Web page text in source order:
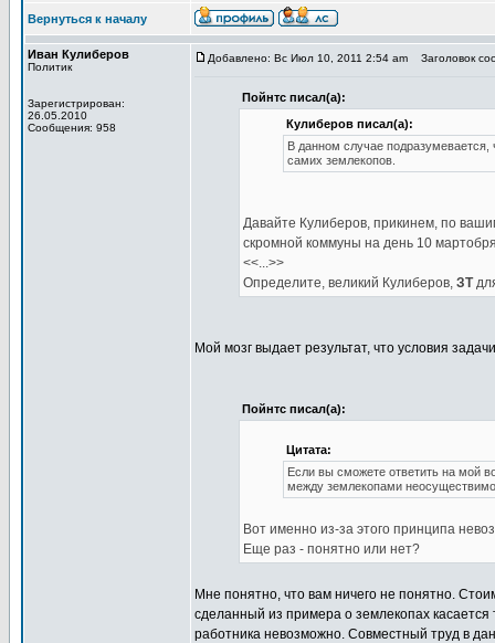
Вернуться к началу
Иван Кулиберов
Политик
Зарегистрирован:
26.05.2010
Сообщения: 958
Добавлено: Вс Июл 10, 2011 2:54 am Заголовок
Пойнтс писал(а):
Кулиберов писал(а):
В данном случае
самих землекопов.
Давайте Кулиберов, прикинем, по
скромной коммуны на день 10
<<...>>
Определите, великий Кулиберов, ЗТ
Мой мозг выдает результат, что условия
Пойнтс писал(а):
Цитата:
Если вы сможете ответить на мой
между землекопами
Вот именно из-за этого принципа
Еще раз - понятно или нет?
Мне понятно, что вам ничего не понятно.
сделанный из примера о землекопах касается
работника невозможно. Совместный труд в